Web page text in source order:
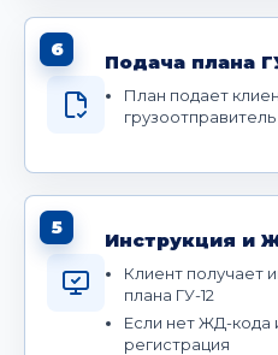
6
Подача плана
План подает
грузоотправитель
5
Инструкция и
Клиент получает
плана ГУ-12
Если нет ЖД-кода
регистрация